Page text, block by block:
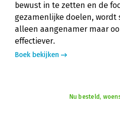
bewust in te zetten en de
gezamenlijke doelen, wordt
alleen aangenamer maar
effectiever.
Boek bekijken
Nu besteld,